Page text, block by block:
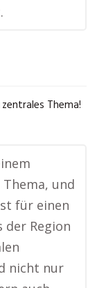
Thema!
und
für einen
der Region
nicht nur